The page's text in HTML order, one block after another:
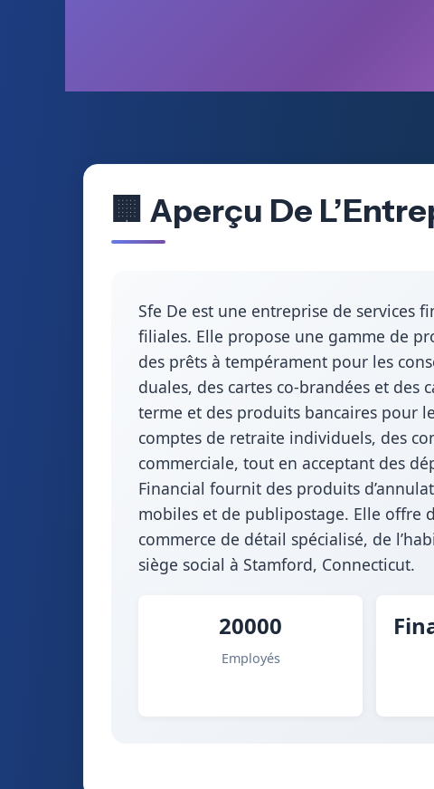
🏢 Aperçu De
Sfe De est une entreprise de services
filiales. Elle propose une gamme de
des prêts à tempérament pour les
duales, des cartes co-brandées et
terme et des produits bancaires pour
comptes de retraite individuels, des
commerciale, tout en acceptant des
Financial fournit des produits
mobiles et de publipostage. Elle offre
commerce de détail spécialisé, de
siège social à Stamford, Connecticut.
20000
Employés